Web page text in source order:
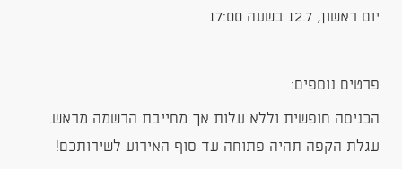
יום ראשון, 12.7 בשעה 17:00
פרטים נוספים:
הכניסה חופשית וללא עלות אך מחייבת הרשמה מראש.
עגלת הקפה תהיה פתוחה עד סוף האירוע לשירותכם!